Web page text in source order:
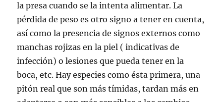
la presa cuando se la intenta alimentar. La
pérdida de peso es otro signo a tener en cuenta,
así como la presencia de signos externos como
manchas rojizas en la piel ( indicativas de
infección) o lesiones que pueda tener en la
boca, etc. Hay especies como ésta primera, una
pitón real que son más tímidas, tardan más en